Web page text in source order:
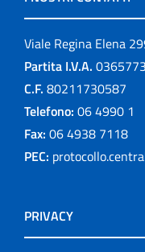
Viale Regina Elena
Partita I.V.A.
C.F. 80211730587
Telefono: 06 4990 1
Fax: 06 4938 7118
PEC:
PRIVACY